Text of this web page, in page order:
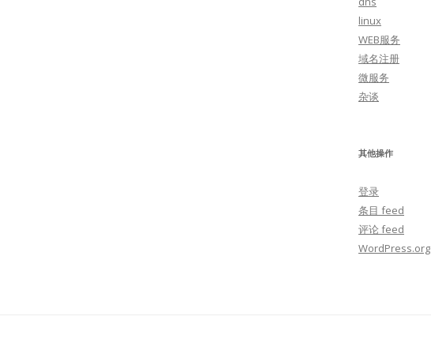
linux
WEB服务
域名注册
微服务
杂谈
其他操作
登录
条目 feed
评论 feed
WordPress.org